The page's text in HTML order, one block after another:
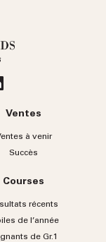
Ventes
à venir
Succès
Courses
récents
de l’année
de Gr.1